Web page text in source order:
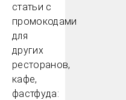
статьи с
промокодами
для
других
ресторанов,
кафе,
фастфуда: